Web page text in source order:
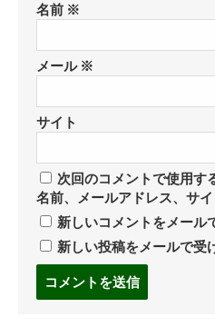
名前 ※
メール ※
サイト
次回のコメントで使用す
名前、メールアドレス、サイ
新しいコメントをメール
新しい投稿をメールで受